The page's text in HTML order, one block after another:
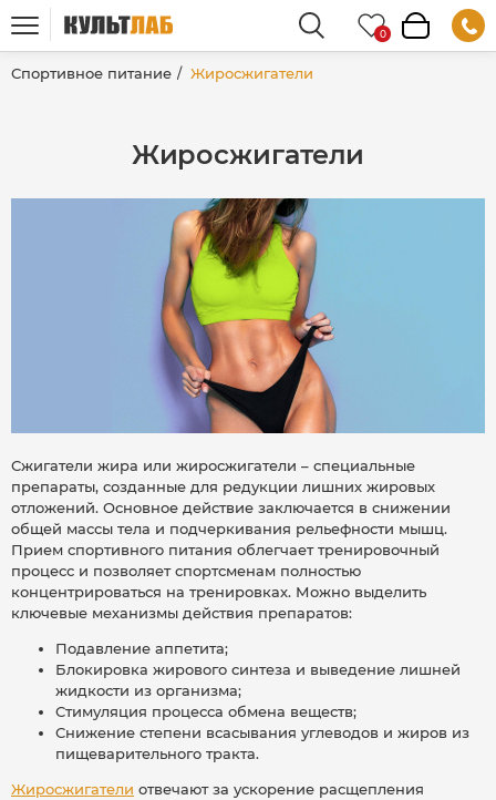
Спортивное питание Жиросжигатели
Жиросжигатели
Сжигатели жира или жиросжигатели – специальные
препараты, созданные для редукции лишних жировых
отложений. Основное действие заключается в снижении
общей массы тела и подчеркивания рельефности мышц.
Прием спортивного питания облегчает тренировочный
процесс и позволяет спортсменам полностью
концентрироваться на тренировках. Можно выделить
ключевые механизмы действия препаратов:
Подавление аппетита;
Блокировка жирового синтеза и выведение лишней
жидкости из организма;
Стимуляция процесса обмена веществ;
Снижение степени всасывания углеводов и жиров из
пищеварительного тракта.
Жиросжигатели отвечают за ускорение расщепления